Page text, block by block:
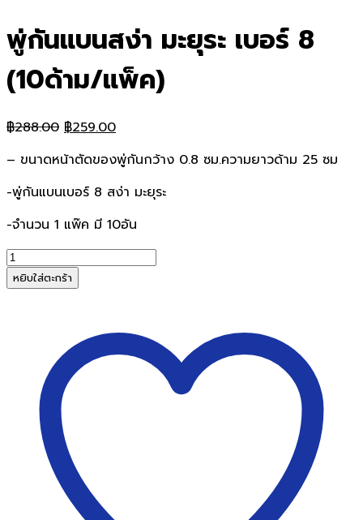
พู่กันแบนสง่า มะยุระ เบอร์ 8
(10ด้าม/แพ็ค)
฿288.00 Original
was:
฿288.00.
฿259.00Current
is:
฿259.00.
– ขนาดหน้าตัดของพู่กันกว้าง 0.8 ซม.ความยาวด้าม 25 ซม
-พู่กันแบนเบอร์ 8 สง่า มะยุระ
-จำนวน 1 แพ๊ค มี 10อัน
จำนวน
พู่กัน
แบน
(10ด้าม/
หยิบใส่ตะกร้า